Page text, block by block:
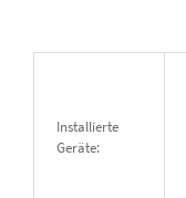
Installierte
Geräte: